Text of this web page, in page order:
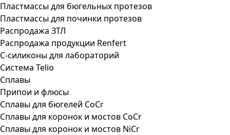
Пластмассы для бюгельных протезов
Пластмассы для починки протезов
Распродажа ЗТЛ
Распродажа продукции Renfert
С-силиконы для лабораторий
Система Telio
Сплавы
Припои и флюсы
Сплавы для бюгелей CoCr
Сплавы для коронок и мостов CoCr
Сплавы для коронок и мостов NiCr